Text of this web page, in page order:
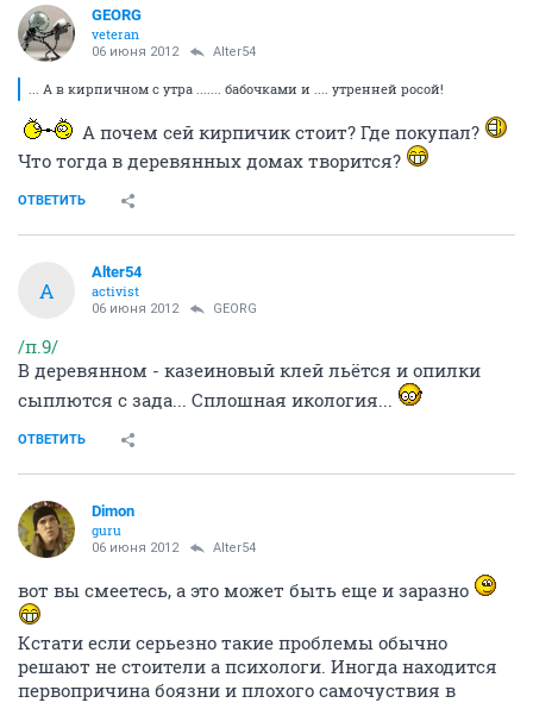
GEORG
veteran
06 июня 2012 Alter54
... А в кирпичном с утра ....... бабочками и .... утренней росой!
А почем сей кирпичик стоит? Где покупал?
Что тогда в деревянных домах творится?
ОТВЕТИТЬ
A
Alter54
activist
06 июня 2012 GEORG
/п.9/
В деревянном - казеиновый клей льётся и опилки
сыплются с зада... Сплошная икология...
ОТВЕТИТЬ
Dimon
guru
06 июня 2012 Alter54
вот вы смеетесь, а это может быть еще и заразно
Кстати если серьезно такие проблемы обычно
решают не стоители а психологи. Иногда находится
первопричина боязни и плохого самочуствия в